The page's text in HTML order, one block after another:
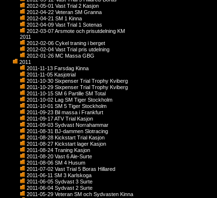
2012-05-01 Vast Trial 2 Kasjon
2012-04-22 Veteran SM Granna
2012-04-21 SM 1 Kinna
2012-04-09 Vast Trial 1 Sotenas
2012-03-07 Arsmote och prisutdelning KM
2011
2012-02-06 Cykel traning i berget
2012-02-04 Vast Trial pris utdelning
2012-01-26 MC Massa GBG
2011
2011-11-13 Farsdag Kinna
2011-11-05 Kasjotrial
2011-10-30 Sixpenser Trial Trophy Kviberg
2011-10-29 Sixpenser Trial Trophy Kviberg
2011-10-15 SM 6 Partille SM Total
2011-10-02 Lag SM Tiger Stockholm
2011-10-01 SM 5 Tiger Stockholm
2011-09-23 Bil massa i Frankfurt
2011-09-17 ATV Trial Kasjon
2011-09-03 Sydvast Norrahammar
2011-08-31 BJ-dammen Slotracing
2011-08-28 Kickstart Trial Kasjon
2011-08-27 Kickstart lager Kasjon
2011-08-24 Traning Kasjon
2011-08-20 Vast 6 Ale-Surte
2011-08-06 SM 4 Husum
2011-07-02 Vast Trial 5 Boras Hillared
2011-06-11 SM 3 Karlskoga
2011-06-05 Sydvast 3 Surte
2011-06-04 Sydvast 2 Surte
2011-05-29 Veteran SM och Sydvasten Kinna